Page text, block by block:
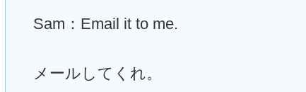
Sam：Email it to me.
メールしてくれ。